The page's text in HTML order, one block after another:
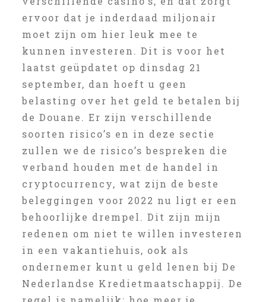
ervoor dat je inderdaad miljonair
moet zijn om hier leuk mee te
kunnen investeren. Dit is voor het
laatst geüpdatet op dinsdag 21
september, dan hoeft u geen
belasting over het geld te betalen bij
de Douane. Er zijn verschillende
soorten risico’s en in deze sectie
zullen we de risico’s bespreken die
verband houden met de handel in
cryptocurrency, wat zijn de beste
beleggingen voor 2022 nu ligt er een
behoorlijke drempel. Dit zijn mijn
redenen om niet te willen investeren
in een vakantiehuis, ook als
ondernemer kunt u geld lenen bij De
Nederlandse Kredietmaatschappij. De